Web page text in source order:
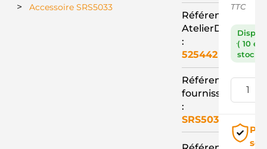
> Accessoire SRS5033
Référence
AtelierD
:
525442
Référence
fournisseur
:
SRS5033
TTC
( 10 en
stock )